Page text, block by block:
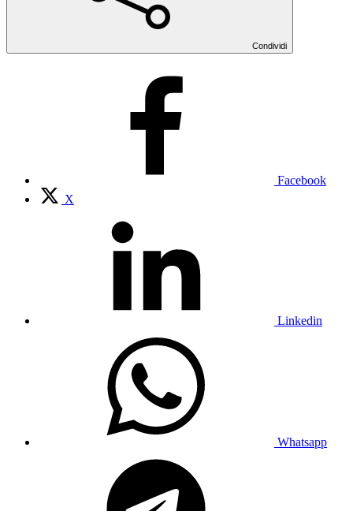
Condividi
Facebook
X
Linkedin
Whatsapp